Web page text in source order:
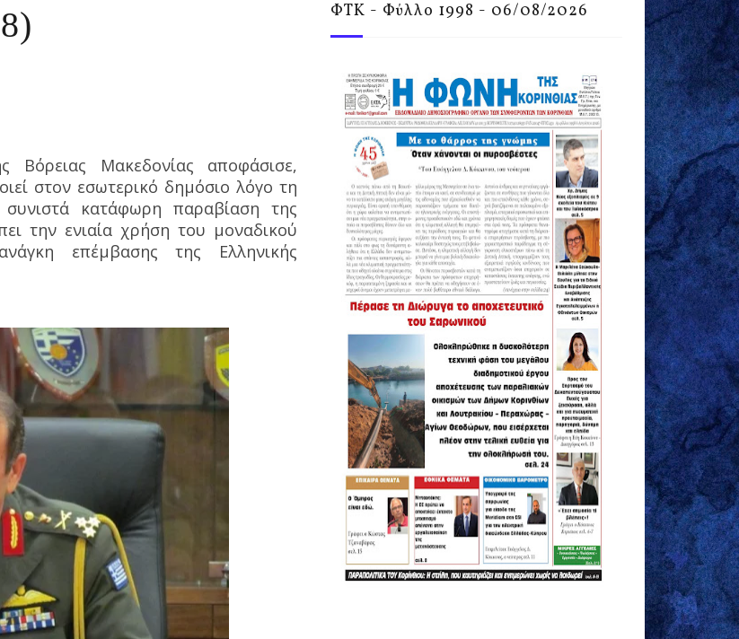
Βόρειας Μακεδονίας αποφάσισε,
στον εσωτερικό δημόσιο λόγο τη
κατάφωρη παραβίαση της
την ενιαία χρήση του μοναδικού
επέμβασης της Ελληνικής
ΦΤΚ - Φύλλο 1998 - 06/08/2026